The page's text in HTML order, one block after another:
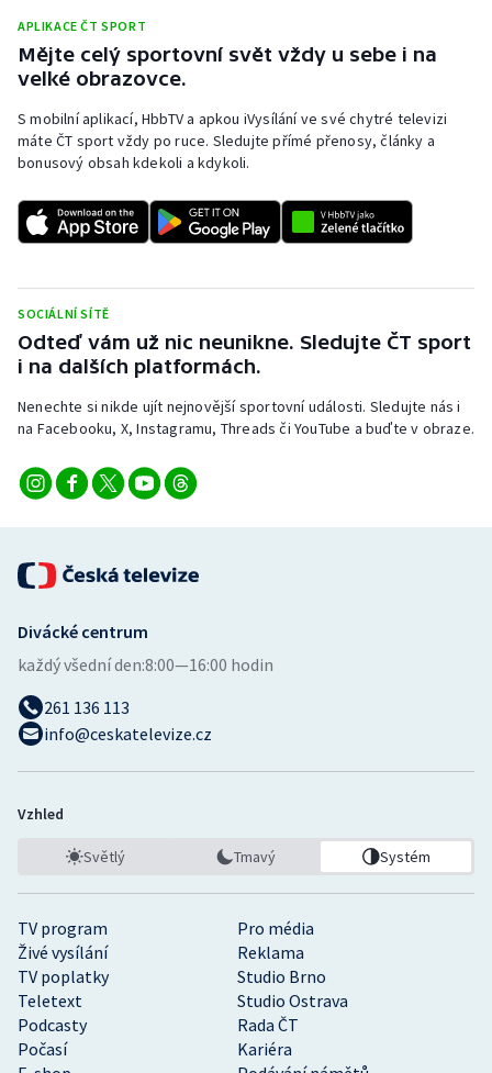
APLIKACE ČT SPORT
Mějte celý sportovní svět vždy u sebe i na
velké obrazovce.
S mobilní aplikací, HbbTV a apkou iVysílání ve své chytré televizi
máte ČT sport vždy po ruce. Sledujte přímé přenosy, články a
bonusový obsah kdekoli a kdykoli.
SOCIÁLNÍ SÍTĚ
Odteď vám už nic neunikne. Sledujte ČT sport
i na dalších platformách.
Nenechte si nikde ujít nejnovější sportovní události. Sledujte nás i
na Facebooku, X, Instagramu, Threads či YouTube a buďte v obraze.
TV program
Pro média
Živé vysílání
Reklama
TV poplatky
Studio Brno
Teletext
Studio Ostrava
Podcasty
Rada ČT
Počasí
Kariéra
Divácké centrum
každý všední den:8:00—16:00 hodin
261 136 113
info@ceskatelevize.cz
Vzhled
Světlý Tmavý Systém